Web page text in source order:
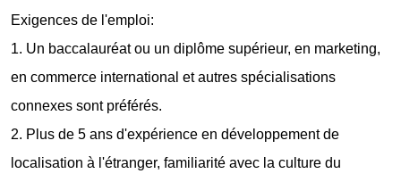
Exigences de l'emploi:
1. Un baccalauréat ou un diplôme supérieur, en marketing,
en commerce international et autres spécialisations
connexes sont préférés.
2. Plus de 5 ans d'expérience en développement de
localisation à l'étranger, familiarité avec la culture du